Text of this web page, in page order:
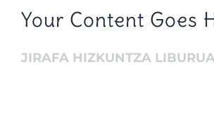
Your Content Goes
JIRAFA HIZKUNTZA